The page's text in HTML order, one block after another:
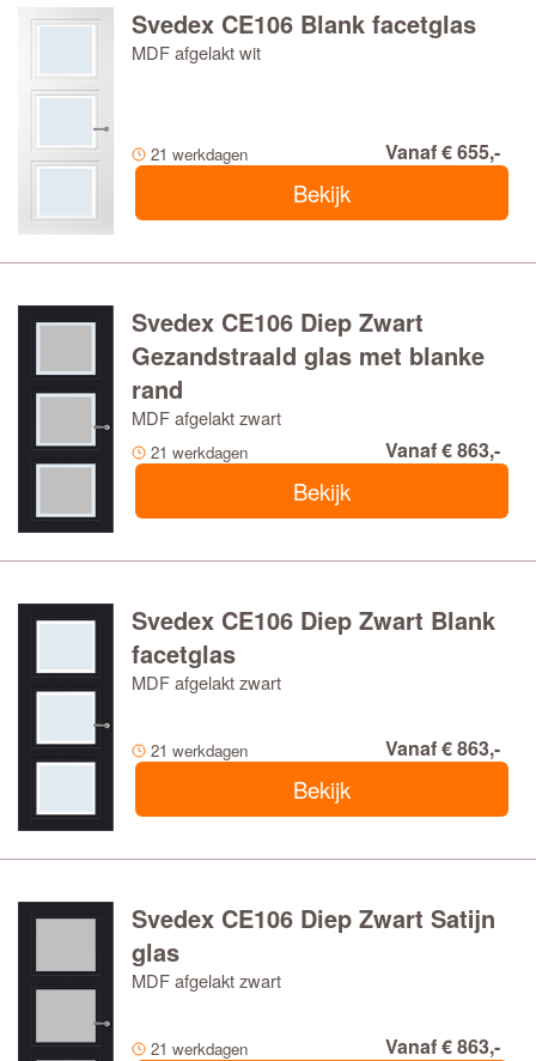
Svedex CE106 Blank facetglas
MDF afgelakt wit
21 werkdagen Vanaf € 655,-
Bekijk
Svedex CE106 Diep Zwart
Gezandstraald glas met blanke
rand
MDF afgelakt zwart
21 werkdagen Vanaf € 863,-
Bekijk
Svedex CE106 Diep Zwart Blank
facetglas
MDF afgelakt zwart
21 werkdagen Vanaf € 863,-
Bekijk
Svedex CE106 Diep Zwart Satijn
glas
MDF afgelakt zwart
21 werkdagen Vanaf € 863,-